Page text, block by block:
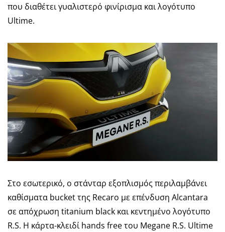
που διαθέτει γυαλιστερό φινίρισμα και λογότυπο
Ultime.
Στο εσωτερικό, ο στάνταρ εξοπλισμός περιλαμβάνει
καθίσματα bucket της Recaro με επένδυση Alcantara
σε απόχρωση titanium black και κεντημένο λογότυπο
R.S. Η κάρτα-κλειδίhands freeτου Megane R.S. Ultime